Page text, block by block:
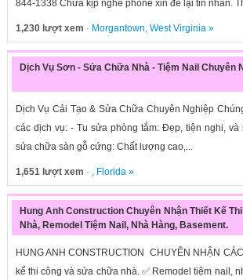
844-1338 Chưa kịp nghe phone xin để lại tin nhắn.
1,230 lượt xem · Morgantown, West Virginia»
Dịch Vụ Sơn - Sửa Chữa Nhà - Tiệm Nail Chuyên
Dịch Vụ Cải Tạo & Sửa Chữa Chuyên Nghiệp
các dịch vụ: - Tu sửa phòng tắm: Đẹp, tiện nghi,
sửa chữa sàn gỗ cứng: Chất lượng cao,...
1,651 lượt xem · , Florida»
Hung Anh Construction Chuyên Nhận Thiết Kế
Nhà, Remodel Tiệm Nail, Nhà Hàng, Basement.
HUNG ANH CONSTRUCTION CHUYÊN NHẬN
kế thi công và sửa chữa nhà. ✅ Remodel tiệm nail,